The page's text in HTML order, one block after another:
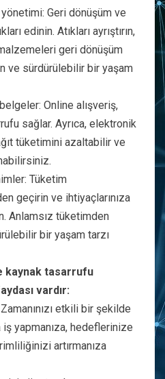
Geri dönüşüm ve
edinin. Atıkları ayrıştırın,
geri dönüşüm
ve sürdürülebilir bir yaşam
Online alışveriş,
sağlar. Ayrıca, elektronik
tüketimini azaltabilir ve
Tüketim
geçirin ve ihtiyaçlarınıza
Anlamsız tüketimden
bir yaşam tarzı
kaynak tasarrufu
vardır:
etkili bir şekilde
yapmanıza, hedeflerinize
artırmanıza